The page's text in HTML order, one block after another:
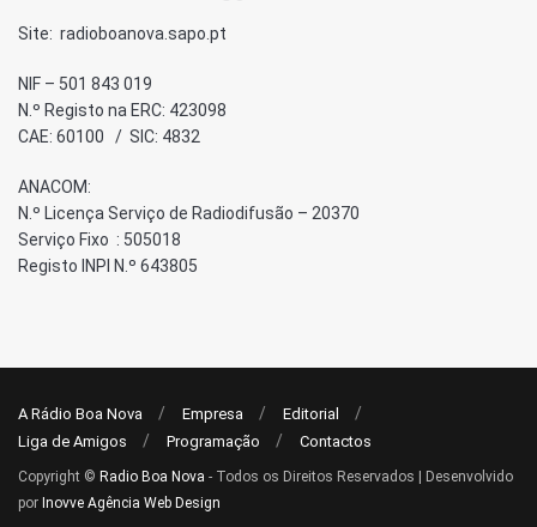
Site: radioboanova.sapo.pt
NIF – 501 843 019
N.º Registo na ERC: 423098
CAE: 60100 / SIC: 4832
ANACOM:
N.º Licença Serviço de Radiodifusão – 20370
Serviço Fixo : 505018
Registo INPI N.º 643805
A Rádio Boa Nova Empresa
Editorial
Liga de Amigos
Programação Contactos
Copyright © Radio Boa Nova - Todos os Direitos Reservados | Desenvolvido
por Inovve Agência Web Design